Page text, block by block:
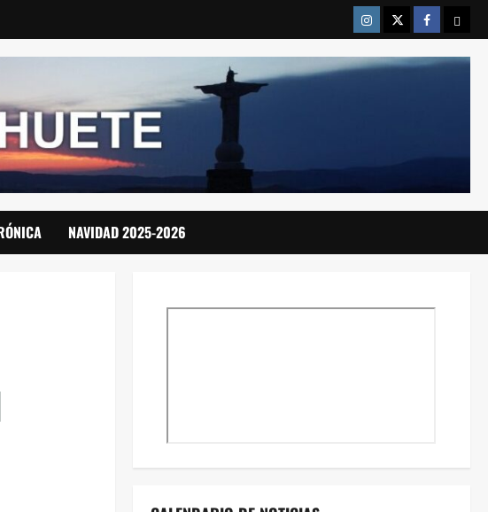
Instragram
TwitterFacebook
NAVIDAD 2025-2026